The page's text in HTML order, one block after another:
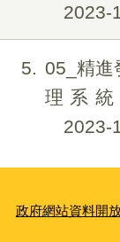
2023-
5
05_精進
理系
2023-
政府網站資料開